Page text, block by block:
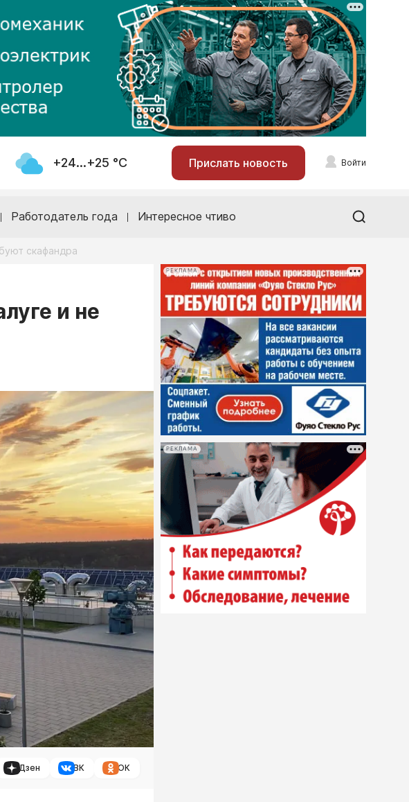
+24...+25 °С Прислать новость Войти
Работодатель года Интересное чтиво
скафандра
и не
Дзен ВК ОК
РЕКЛАМА
РЕКЛАМА